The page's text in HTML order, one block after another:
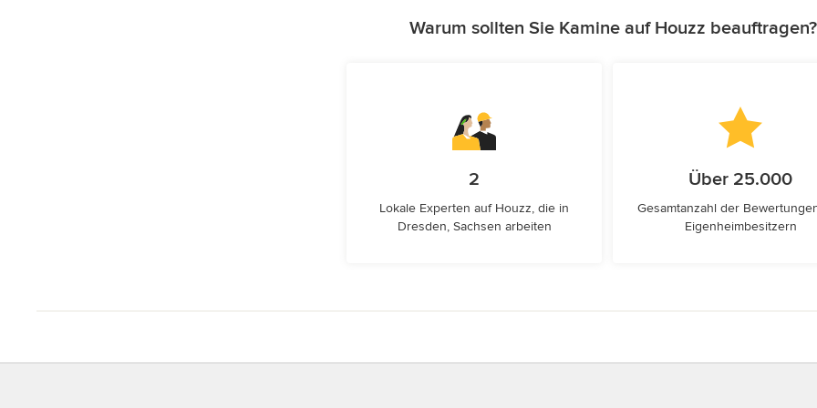
Warum sollten Sie Kamine auf Houzz beauftragen?
2
Lokale Experten auf Houzz, die in
Dresden, Sachsen arbeiten
Über 25.000
Gesamtanzahl der
Eigenheimbesitzern